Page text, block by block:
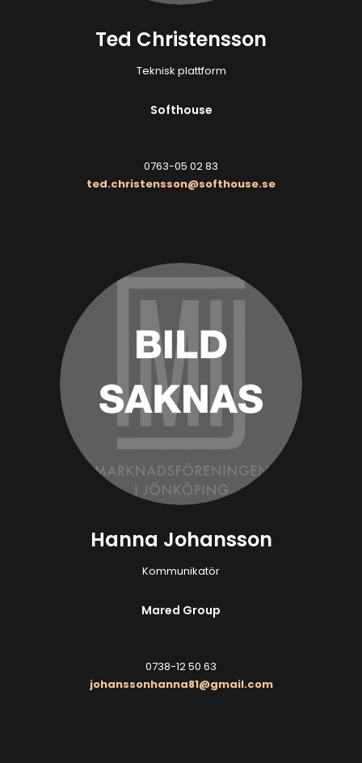
Ted Christensson
Teknisk plattform
Softhouse
0763-05 02 83
ted.christensson@softhouse.se
Hanna Johansson
Kommunikatör
Mared Group
0738-12 50 63
johanssonhanna81@gmail.com